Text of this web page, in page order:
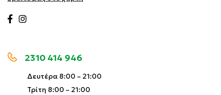
2310 414 946
Δευτέρα 8:00 – 21:00
Τρίτη 8:00 – 21:00